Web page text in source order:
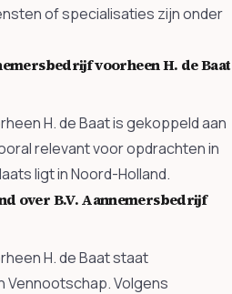
of specialisaties zijn onder
voorheen H. de Baat
H. de Baat is gekoppeld aan
relevant voor opdrachten in
ligt in Noord-Holland.
over B.V. Aannemersbedrijf
H. de Baat staat
Volgens